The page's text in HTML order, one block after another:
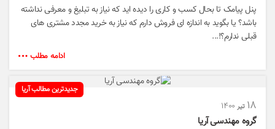
پنل پیامک تا بحال کسب و کاری را دیده اید که نیاز به تبلیغ و معرفی نداشته
باشد؟ یا بگوید به اندازه ای فروش دارم که نیاز به خرید مجدد مشتری های
قبلی ندارم؟!...
ادامه مطلب
جدیدترین مطالب آریا
۱۸ تیر ۱۴۰۰
گروه مهندسی آریا